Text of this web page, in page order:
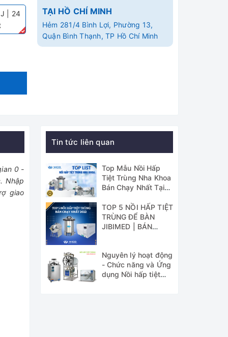
| 24
TẠI HỒ CHÍ MINH
Hẻm 281/4 Bình Lợi, Phường 13,
Quận Bình Thạnh, TP Hồ Chí Minh
0 -
Nhập
giao
Tin tức liên quan
Top Mẫu Nồi Hấp
Tiệt Trùng Nha Khoa
Bán Chạy Nhất Tại
TOP 5 NỒI HẤP TIỆT
TRÙNG ĐỂ BÀN
JIBIMED | BÁN
Nguyên lý hoạt động
- Chức năng và Ứng
dụng Nồi hấp tiệt